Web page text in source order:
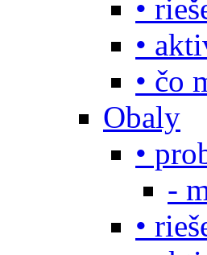
•
•
• čo
Obaly
•
-
•